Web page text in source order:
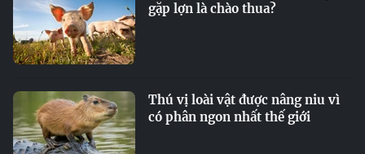
gặp lợn là chào thua?
Thú vị loài vật được nâng niu vì
có phân ngon nhất thế giới